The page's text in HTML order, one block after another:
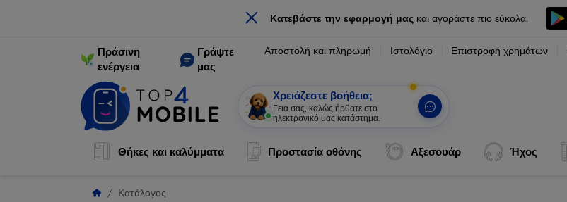
× Κατεβάστε την εφαρμογή μαςκαι αγοράστε πιο εύκολα.
Πράσινη
ενέργεια
Γράψτε
μας
Αποστολή και πληρωμή Ιστολόγιο Επιστροφή χρημάτων
Χρειάζεστε βοήθεια;
Γεια σας, καλώς ήρθατε στο
ηλεκτρονικό μας κατάστημα.
Θήκες και καλύμματα Προστασία οθόνης Αξεσουάρ Ήχος
Κατάλογος